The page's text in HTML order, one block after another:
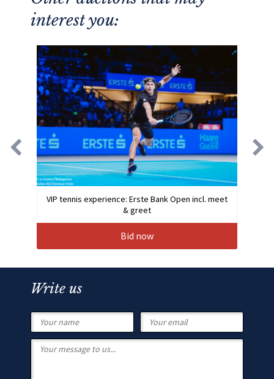
interest you:
VIP tennis experience: Erste Bank Open incl. meet
& greet
Bid now
Write us